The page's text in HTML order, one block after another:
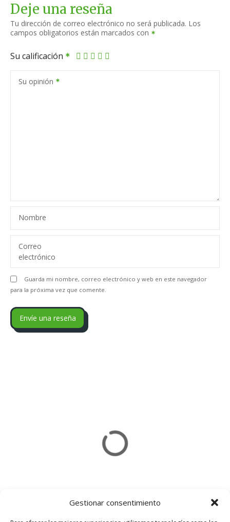
Gestionar consentimiento
Deje una reseña
Tu dirección de correo electrónico no será publicada. Los
campos obligatorios están marcados con
Su calificación
Su opinión
Nombre
Correo
electrónico
Guarda mi nombre, correo electrónico y web en este navegador
para la próxima vez que comente.